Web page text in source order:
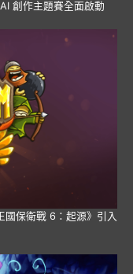
創作主題賽全面啟動
保衛戰 6：起源》引入